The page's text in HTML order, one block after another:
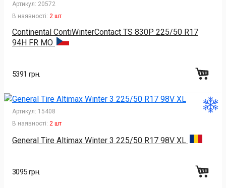
Артикул: 20572
В наявності: 2 шт
Continental ContiWinterContact TS 830P 225/50 R17
94H FR MO
5391 грн.
Артикул: 15408
В наявності: 2 шт
General Tire Altimax Winter 3 225/50 R17 98V XL
3095 грн.